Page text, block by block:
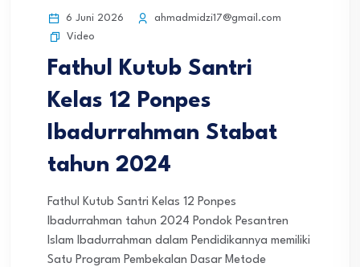
6 Juni 2026
ahmadmidzi17@gmail.com
Video
Fathul Kutub Santri
Kelas 12 Ponpes
Ibadurrahman Stabat
tahun 2024
Fathul Kutub Santri Kelas 12 Ponpes
Ibadurrahman tahun 2024 Pondok Pesantren
Islam Ibadurrahman dalam Pendidikannya memiliki
Satu Program Pembekalan Dasar Metode